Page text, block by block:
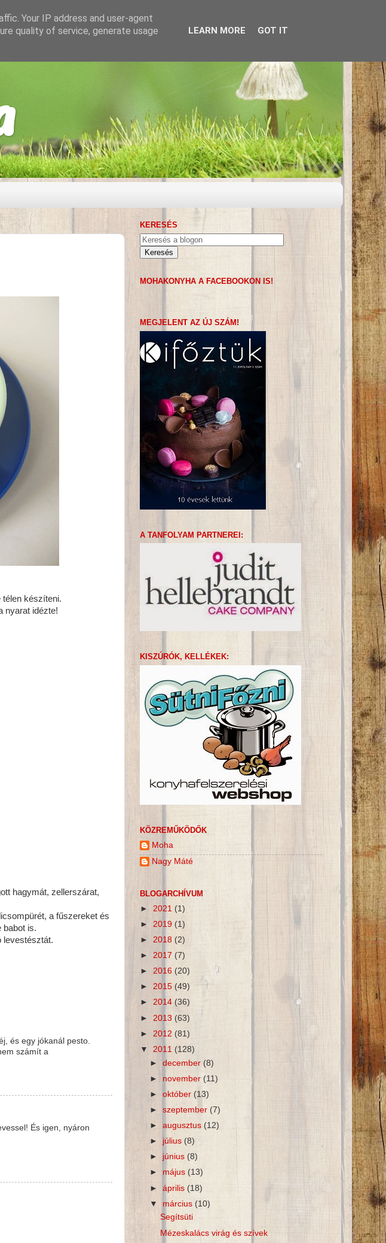
készíteni.
nyarat idézte!
hagymát, zellerszárat,
a fűszereket és
babot is.
levestésztát.
és egy jókanál pesto.
számít a
És igen, nyáron
KERESÉS
MOHAKONYHA A FACEBOOKON IS!
MEGJELENT AZ ÚJ SZÁM!
A TANFOLYAM PARTNEREI:
KISZÚRÓK, KELLÉKEK:
KÖZREMŰKÖDŐK
Moha
Nagy Máté
BLOGARCHÍVUM
► 2021 (1)
► 2019 (1)
► 2018 (2)
► 2017 (7)
► 2016 (20)
► 2015 (49)
► 2014 (36)
► 2013 (63)
► 2012 (81)
▼ 2011 (128)
►december (8)
► november(11)
►október (13)
►szeptember (7)
►augusztus (12)
► július(8)
► június (8)
► május (13)
►április (18)
▼ március (10)
Segítsüti
Mézeskalács virág és szívek
Your IP address and user-agent
quality of service, generate usage
LEARN MORE GOT IT